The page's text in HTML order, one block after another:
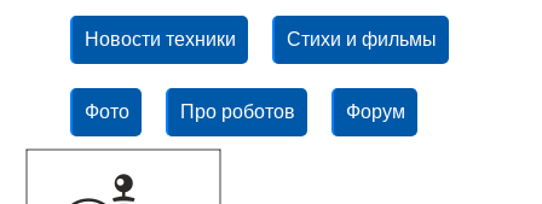
Новости техники Стихи и фильмы
Фото Про роботов Форум